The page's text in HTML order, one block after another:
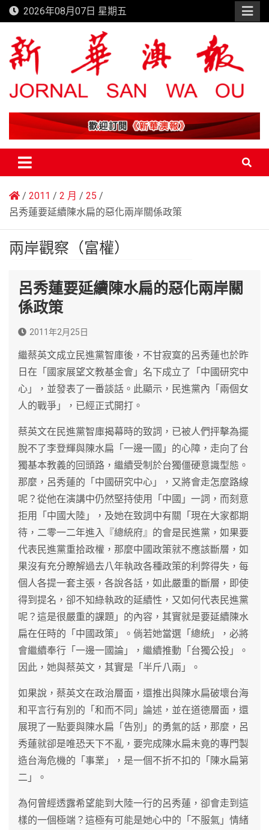
Skip
to
content
2026年08月07日 星期五
新華澳報
2011 2 月
25
呂秀蓮要延續陳水扁的惡化兩岸關係政策
兩岸觀察（富權）
呂秀蓮要延續陳水扁的惡化兩岸關
係政策
2011年2月25日
繼蔡英文成立民進黨智庫後，不甘寂寞的呂秀蓮也於昨
日在「國家展望文教基金會」名下成立了「中國研究中
心」，並發表了一番談話。此顯示，民進黨內「兩個女
人的戰爭」，已經正式開打。
蔡英文在民進黨智庫揭幕時的致詞，已被人們抨擊為擺
脫不了李登輝與陳水扁「一邊一國」的心障，走向了台
獨基本教義的回頭路，繼續受制於台獨僵硬意識型態。
那麼，呂秀蓮的「中國研究中心」，又將會走怎麼路線
呢？從他在演講中仍然堅持使用「中國」一詞，而刻意
拒用「中國大陸」，及她在致詞中有關「現在大家都期
待，二零一二年進入『總統府』的會是民進黨，如果要
代表民進黨重拾政權，那麼中國政策就不應該斷層，如
果沒有充分瞭解過去八年執政各種政策的利弊得失，每
個人各提一套主張，各說各話，如此嚴重的斷層，即使
得到提名，卻不知綠執政的延續性，又如何代表民進黨
呢？這是很嚴重的課題」的內容，其實就是要延續陳水
扁在任時的「中國政策」。倘若她當選「總統」，必將
會繼續奉行「一邊一國論」，繼續推動「台獨公投」。
因此，她與蔡英文，其實是「半斤八兩」。
如果說，蔡英文在政治層面，還推出與陳水扁破壞台海
和平言行有別的「和而不同」論述，並在道德層面，還
展現了一點要與陳水扁「告別」的勇氣的話，那麼，呂
秀蓮就卻是唯恐天下不亂，要完成陳水扁未竟的專門製
造台海危機的「事業」，是一個不折不扣的「陳水扁第
二」。
為何曾經透露希望能到大陸一行的呂秀蓮，卻會走到這
樣的一個極端？這極有可能是她心中的「不服氣」情緒